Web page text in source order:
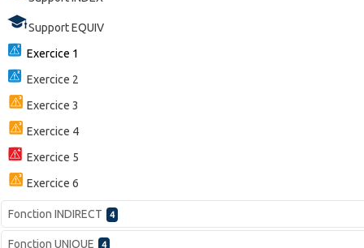
Support EQUIV
Exercice 1
Exercice 2
Exercice 3
Exercice 4
Exercice 5
Exercice 6
Fonction INDIRECT 4
Fonction UNIQUE 4